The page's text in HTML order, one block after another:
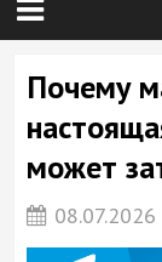
Почему
может